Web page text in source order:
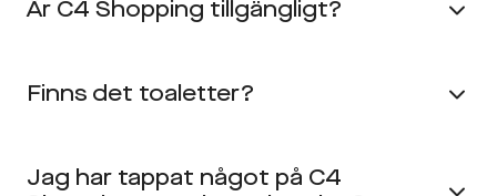
Är C4 Shopping tillgängligt?
Finns det toaletter?
Jag har tappat något på C4